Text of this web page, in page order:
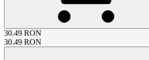
30.49 RON
30.49 RON